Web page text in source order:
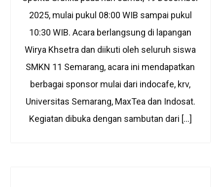
2025, mulai pukul 08:00 WIB sampai pukul
10:30 WIB. Acara berlangsung di lapangan
Wirya Khsetra dan diikuti oleh seluruh siswa
SMKN 11 Semarang, acara ini mendapatkan
berbagai sponsor mulai dari indocafe, krv,
Universitas Semarang, MaxTea dan Indosat.
Kegiatan dibuka dengan sambutan dari […]